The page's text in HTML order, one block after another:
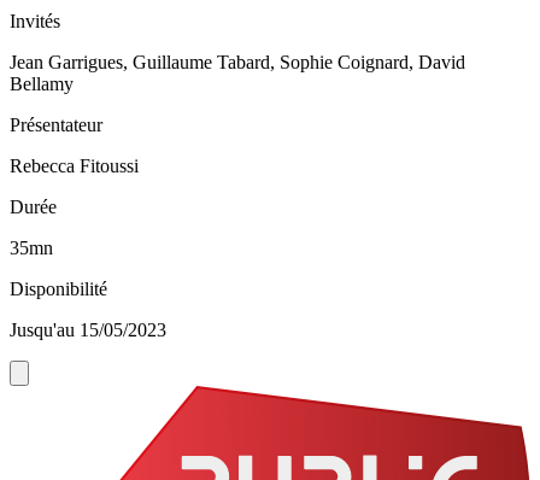
Invités
Jean Garrigues, Guillaume Tabard, Sophie Coignard, David
Bellamy
Présentateur
Rebecca Fitoussi
Durée
35mn
Disponibilité
Jusqu'au 15/05/2023